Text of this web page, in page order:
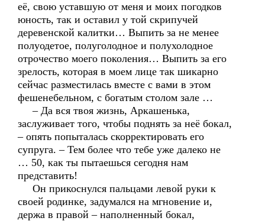
её, свою уставшую от меня и моих погодков
юность, так и оставил у той скрипучей
деревенской калитки… Выпить за не менее
полуодетое, полуголодное и полухолодное
отрочество моего поколения… Выпить за его
зрелость, которая в моем лице так шикарно
сейчас разместилась вместе с вами в этом
фешенебельном, с богатым столом зале …
– Да вся твоя жизнь, Аркашенька,
заслуживает того, чтобы поднять за неё бокал,
– опять попыталась скорректировать его
супруга. – Тем более что тебе уже далеко не
… 50, как ты пытаешься сегодня нам
представить!
Он прикоснулся пальцами левой руки к
своей родинке, задумался на мгновение и,
держа в правой – наполненный бокал,